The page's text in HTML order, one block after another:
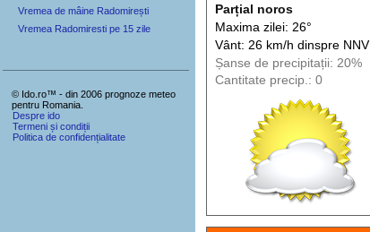
Parțial noros
Maxima zilei: 26°
Vânt: 26 km/h dinspreNNV
Șanse de precipitații: 20%
Cantitate precip.: 0
Vremea de mâine Radomirești
Vremea Radomiresti pe 15 zile
© Ido.ro™ - din 2006 prognoze meteo
pentru Romania.
Despre ido
Termeni și condiții
Politica de confidențialitate